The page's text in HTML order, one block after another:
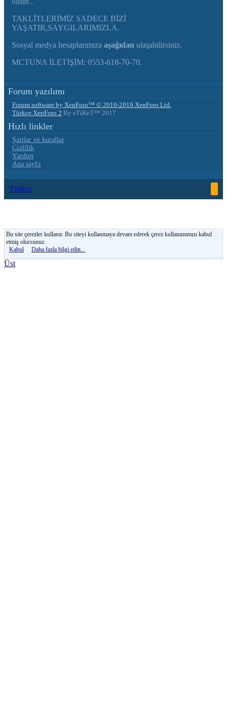
TAKLİTLERİMİZ SADECE BİZİ
YAŞATIR,SAYGILARIMIZLA.
Sosyal medya hesaplarımıza aşağıdan ulaşabilirsiniz.
MCTUNA İLETİŞİM: 0553-618-70-70.
Forum yazılımı
Forum software by XenForo™ © 2010-2019 XenForo Ltd.
Türkçe XenForo 2 By eTiKeT™ 2017
Hızlı linkler
Şartlar ve kurallar
Gizlilik
Yardım
Ana sayfa
Türkçe
Bu site çerezler kullanır. Bu siteyi kullanmaya devam ederek çerez kullanımımızı kabul
etmiş olursunuz.
Kabul
Daha fazla bilgi edin...
Üst